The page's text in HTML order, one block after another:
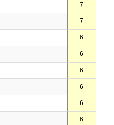
7
7
6
6
6
6
6
6